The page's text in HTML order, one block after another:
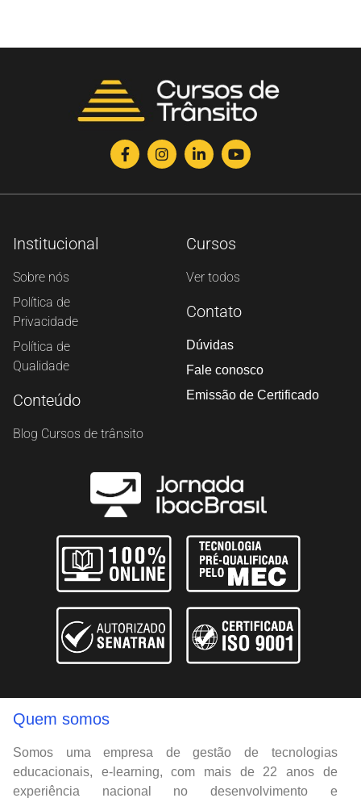
Institucional
Sobre nós
Política de
Privacidade
Política de
Qualidade
Conteúdo
Blog Cursos de trânsito
Cursos
Ver todos
Contato
Dúvidas
Fale conosco
Emissão de Certificado
Quem somos
Somos uma empresa de gestão de tecnologias
educacionais, e-learning, com mais de 22 anos de
experiência nacional no desenvolvimento e